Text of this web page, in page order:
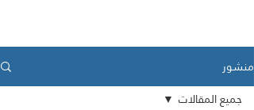
منشور
جميع المقالات